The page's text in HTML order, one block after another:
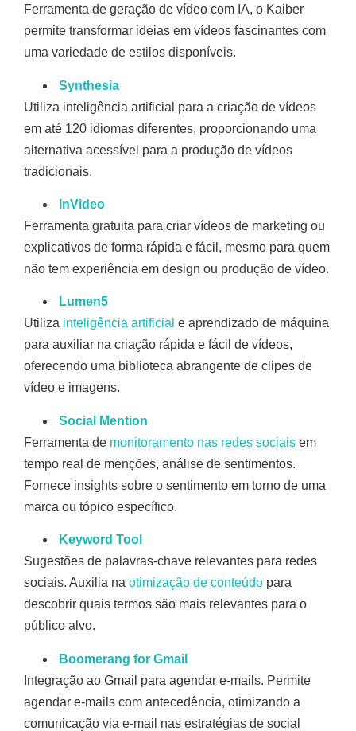
Ferramenta de geração de vídeo com IA, o Kaiber
permite transformar ideias em vídeos fascinantes com
uma variedade de estilos disponíveis.
Synthesia
Utiliza inteligência artificial para a criação de vídeos
em até 120 idiomas diferentes, proporcionando uma
alternativa acessível para a produção de vídeos
tradicionais.
InVideo
Ferramenta gratuita para criar vídeos de marketing ou
explicativos de forma rápida e fácil, mesmo para quem
não tem experiência em design ou produção de vídeo.
Lumen5
Utiliza inteligência artificial e aprendizado de máquina
para auxiliar na criação rápida e fácil de vídeos,
oferecendo uma biblioteca abrangente de clipes de
vídeo e imagens.
Social Mention
Ferramenta de monitoramento nas redes sociais em
tempo real de menções, análise de sentimentos.
Fornece insights sobre o sentimento em torno de uma
marca ou tópico específico.
Keyword Tool
Sugestões de palavras-chave relevantes para redes
sociais. Auxilia na otimização de conteúdo para
descobrir quais termos são mais relevantes para o
público alvo.
Boomerang for Gmail
Integração ao Gmail para agendar e-mails. Permite
agendar e-mails com antecedência, otimizando a
comunicação via e-mail nas estratégias de social